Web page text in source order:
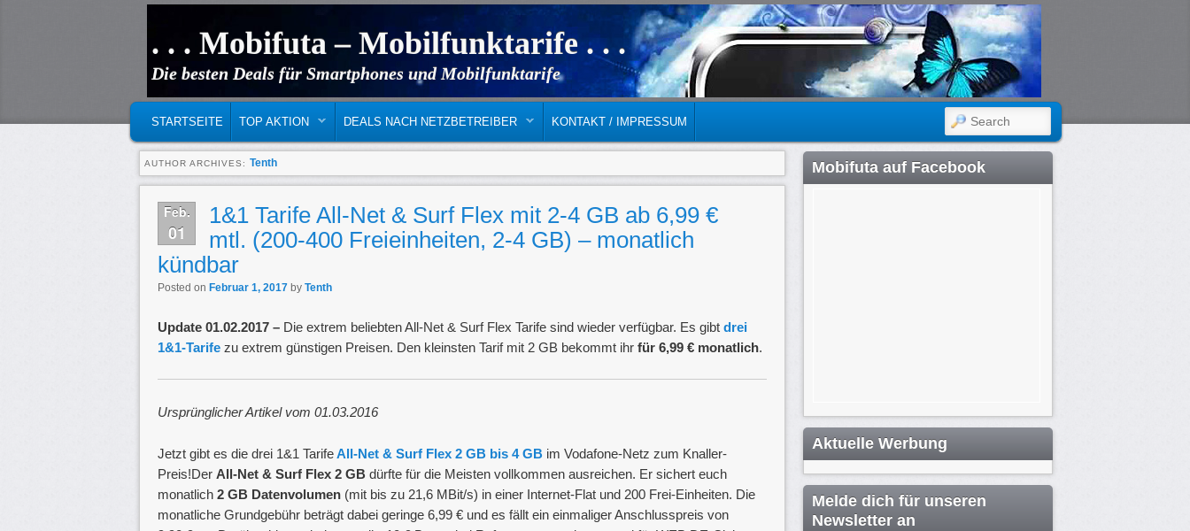
. . . Mobifuta – Mobilfunktarife . . .
Die besten Deals für Smartphones und Mobilfunktarife
SKIP TO PRIMARY CONTENT
SKIP TO SECONDARY CONTENT
STARTSEITE TOP AKTION DEALS NACH NETZBETREIBER KONTAKT / IMPRESSUM SEARCH
AUTHOR ARCHIVES: Tenth
Feb.
01
1&1 Tarife All-Net & Surf Flex mit 2-4 GB ab 6,99 €
mtl. (200-400 Freieinheiten, 2-4 GB) – monatlich
kündbar
Posted on Februar 1, 2017 by Tenth
Update 01.02.2017 – Die extrem beliebten All-Net & Surf Flex Tarife sind wieder verfügbar. Es gibt drei
1&1-Tarife zu extrem günstigen Preisen. Den kleinsten Tarif mit 2 GB bekommt ihr für 6,99 € monatlich.
Ursprünglicher Artikel vom 01.03.2016
Jetzt gibt es die drei 1&1 TarifeAll-Net & Surf Flex 2 GB bis 4 GB im Vodafone-Netz zum Knaller-
Preis!Der All-Net & Surf Flex 2 GB dürfte für die Meisten vollkommen ausreichen. Er sichert euch
monatlich 2 GB Datenvolumen (mit bis zu 21,6 MBit/s) in einer Internet-Flat und 200 Frei-Einheiten. Die
monatliche Grundgebühr beträgt dabei geringe 6,99 € und es fällt ein einmaliger Anschlusspreis von
Mobifuta auf Facebook
Aktuelle Werbung
Melde dich für unseren
Newsletter an